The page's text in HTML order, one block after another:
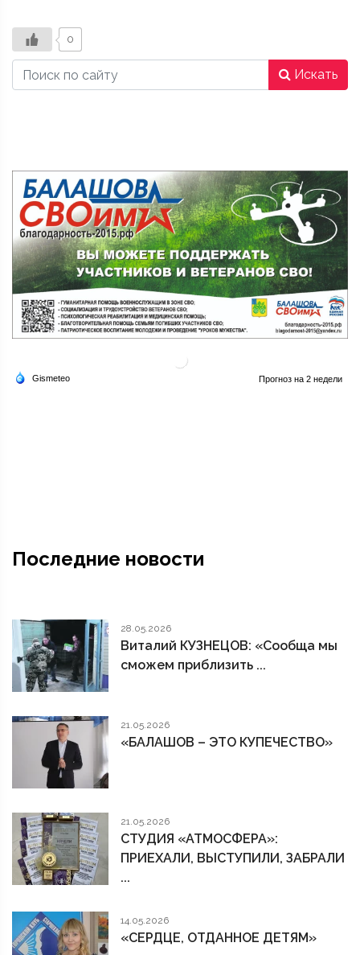
0
Искать
Последние новости
28.05.2026
Виталий КУЗНЕЦОВ: «Сообща мы
сможем приблизить ...
21.05.2026
«БАЛАШОВ – ЭТО КУПЕЧЕСТВО»
21.05.2026
СТУДИЯ «АТМОСФЕРА»:
ПРИЕХАЛИ, ВЫСТУПИЛИ, ЗАБРАЛИ
...
14.05.2026
«СЕРДЦЕ, ОТДАННОЕ ДЕТЯМ»